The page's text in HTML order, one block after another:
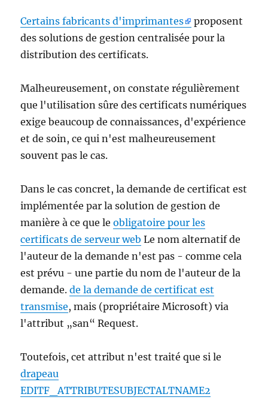
Certains fabricants d'imprimantes
proposent
des solutions de gestion centralisée pour la
distribution des certificats.
Malheureusement, on constate régulièrement
que l'utilisation sûre des certificats numériques
exige beaucoup de connaissances, d'expérience
et de soin, ce qui n'est malheureusement
souvent pas le cas.
Dans le cas concret, la demande de certificat est
implémentée par la solution de gestion de
manière à ce que leobligatoire pour les
certificats de serveur web Le nom alternatif de
l'auteur de la demande n'est pas - comme cela
est prévu - une partie du nom de l'auteur de la
demande.de la demande de certificat est
transmise, mais (propriétaire Microsoft) via
l'attribut „san“ Request.
Toutefois, cet attribut n'est traité que si le
drapeau
EDITF_ATTRIBUTESUBJECTALTNAME2